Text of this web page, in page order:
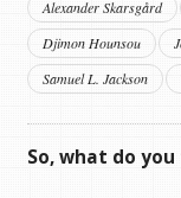
Alexander Skarsgård
Djimon Hounsou
Samuel L. Jackson
So, what do